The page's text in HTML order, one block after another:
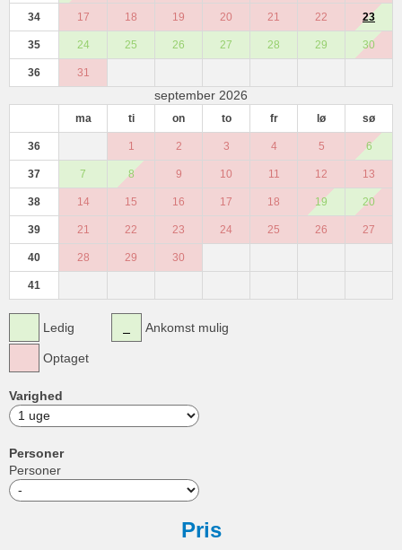
34 17 18 19 20 21 22 23
35 24 25 26 27 28 29 30
36 31
september 2026
ma ti on to fr lø sø
36 1 2 3 4 5 6
37 7 8 9 10 11 12 13
38 14 15 16 17 18 19 20
39 21 22 23 24 25 26 27
40 28 29 30
41
Ledig
Optaget
Ankomst mulig
Varighed
Personer
Personer
Pris